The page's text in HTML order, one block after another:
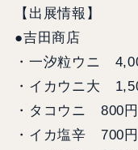
【出展情報】
●吉田商店
・一汐粒ウニ
・イカウニ大
・タコウニ 800円
・イカ塩辛 700円